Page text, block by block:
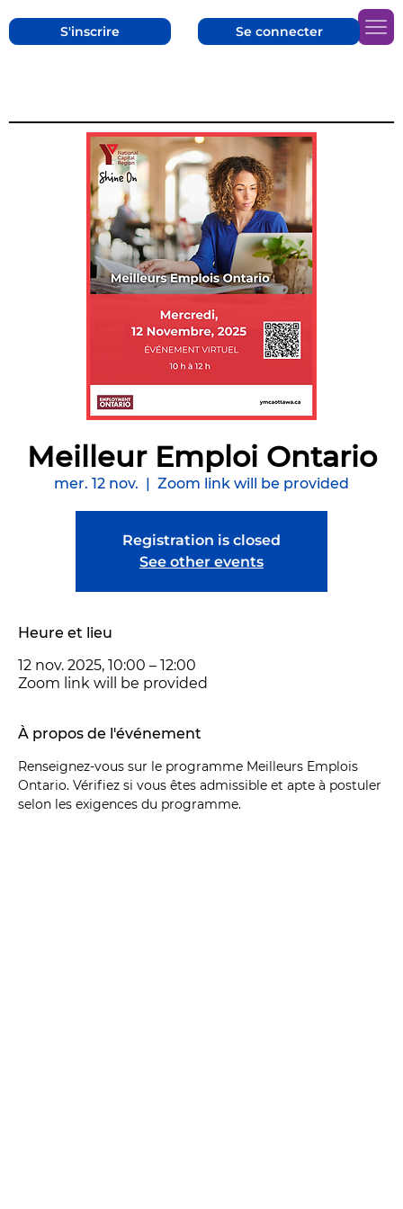
S'inscrire Se connecter
Meilleur Emploi Ontario
mer. 12 nov. Zoom link will be provided
Registration is closed
See other events
Heure et lieu
12 nov. 2025, 10:00 – 12:00
Zoom link will be provided
À propos de l'événement
Renseignez-vous sur le programme Meilleurs Emplois
Ontario. Vérifiez si vous êtes admissible et apte à postuler
selon les exigences du programme.